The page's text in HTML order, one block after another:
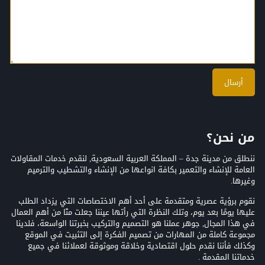
من نحن؟
ننطلق من مدينة جدة – المملكة العربية السعودية, لنقدم خدمات المقاولات
العامة للإنشاء والتعمير بكافة انواعها من الإنشاء والتشطيب والترميم
وغيرها.
نقوم برؤية عصرية ومتقدمة على أحد أهم الاختصاصات التي يزداد الطلب
عليها يومًا بعد يوم، وتلك النظرة التي رأتها عيننا جعلت منّا من أهم العمال
في هذا المجال, جوهر عملنا هو التصميم والتركيب بخبرتنا الواسعة، فلدينا
مجموعة كاملة من المهارات من تصميم الفكرة إلى التثبيت في الموقع
وكذلك فأننا نقدم حلول اقتصادية وخلاقة وموثوقة لعملائنا في جميع
خدماتنا المقدمة .